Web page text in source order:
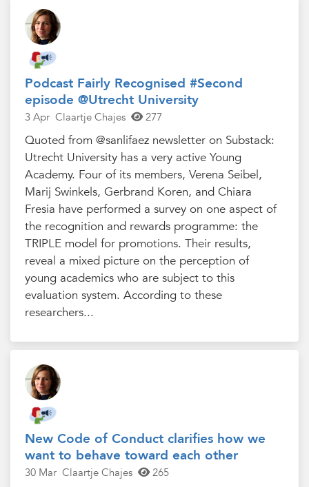
Podcast Fairly Recognised #Second
episode @Utrecht University
3 Apr Claartje Chajes 277
Quoted from @sanlifaez newsletter on Substack:
Utrecht University has a very active Young
Academy. Four of its members, Verena Seibel,
Marij Swinkels, Gerbrand Koren, and Chiara
Fresia have performed a survey on one aspect of
the recognition and rewards programme: the
TRIPLE model for promotions. Their results,
reveal a mixed picture on the perception of
young academics who are subject to this
evaluation system. According to these
researchers...
New Code of Conduct clarifies how we
want to behave toward each other
30 Mar Claartje Chajes 265